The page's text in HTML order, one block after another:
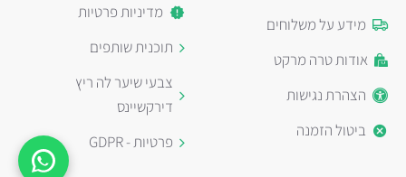
מידע על משלוחים
אודות טרה מרקט
הצהרת נגישות
ביטול הזמנה
מדיניות פרטיות
תוכנית שותפים
צבעי שיער לה ריץ
דירקשיינס
פרטיות - GDPR